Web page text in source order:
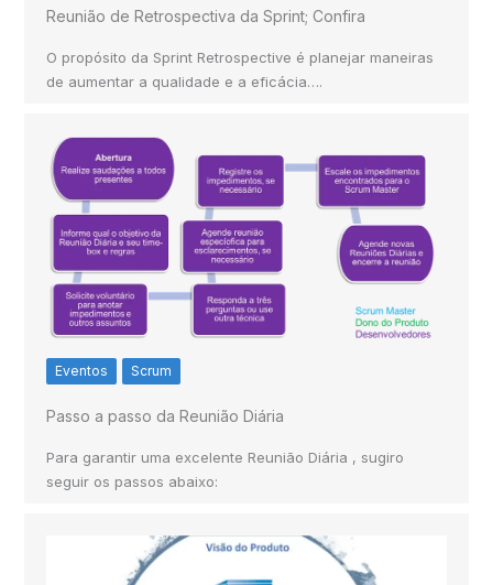
Reunião de Retrospectiva da Sprint; Confira
O propósito da Sprint Retrospective é planejar maneiras
de aumentar a qualidade e a eficácia….
Eventos Scrum
Passo a passo da Reunião Diária
Para garantir uma excelente Reunião Diária , sugiro
seguir os passos abaixo: